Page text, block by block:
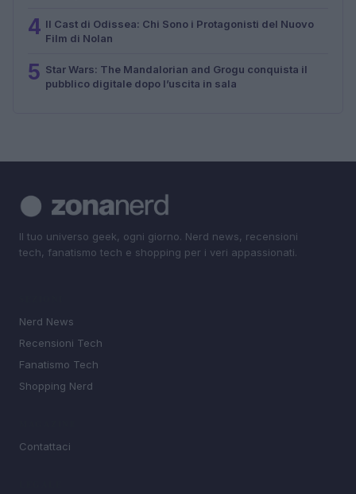
4 Il Cast di Odissea: Chi Sono i Protagonisti del Nuovo
Film di Nolan
5 Star Wars: The Mandalorian and Grogu conquista il
pubblico digitale dopo l’uscita in sala
Il tuo universo geek, ogni giorno. Nerd news, recensioni
tech, fanatismo tech e shopping per i veri appassionati.
Nerd News
Recensioni Tech
Fanatismo Tech
Shopping Nerd
Contattaci